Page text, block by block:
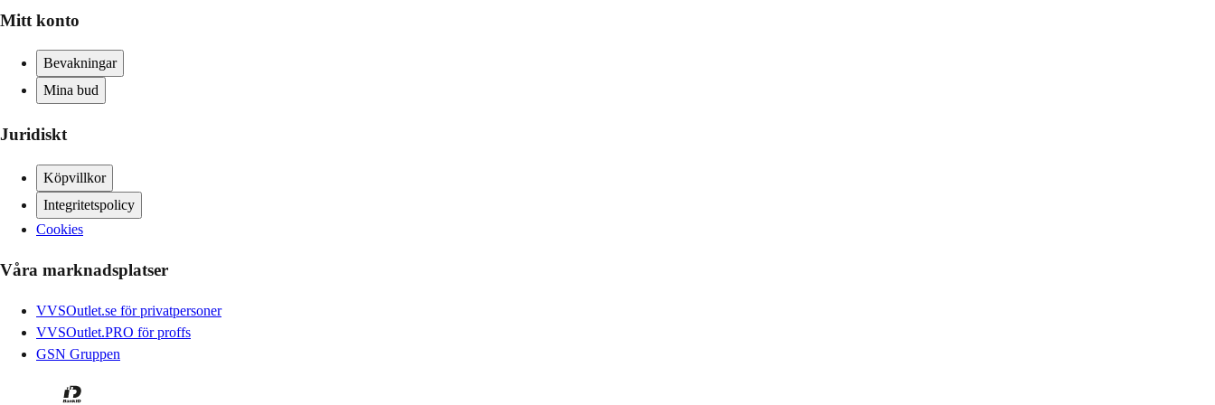
Mitt konto
Bevakningar
Mina bud
Juridiskt
Köpvillkor
Integritetspolicy
Cookies
Våra marknadsplatser
VVSOutlet.se för privatpersoner
VVSOutlet.PRO för proffs
GSN Gruppen